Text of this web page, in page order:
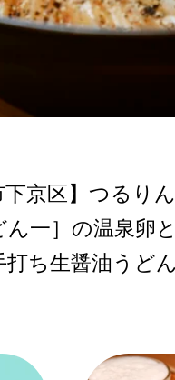
下京区】つるり
ん一］の温泉卵
打ち生醤油うどん